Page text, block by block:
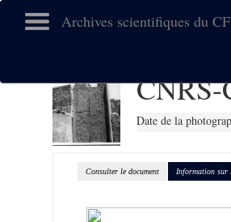
Archives scientifiques du
CNRS-
Date de la
Consulter le document Information sur